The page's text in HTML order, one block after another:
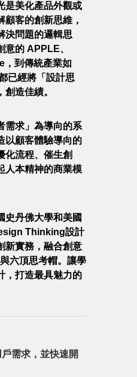
是美化產品外觀或
顧客的創新思維，
決問題的邏輯思
意的 APPLE、
，到傳統產業如
已經將「設計思
造佳績。
需求」為導向的系
以顧客體驗導向的
化流程、催生創
人本精神的商業模
史丹佛大學和美國
Thinking設計
新實務，融合創意
六頂思考帽。讓學
，打造最具魅力的
需求，並快速開